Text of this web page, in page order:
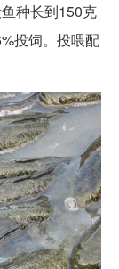
种长到150克
投饲。投喂配